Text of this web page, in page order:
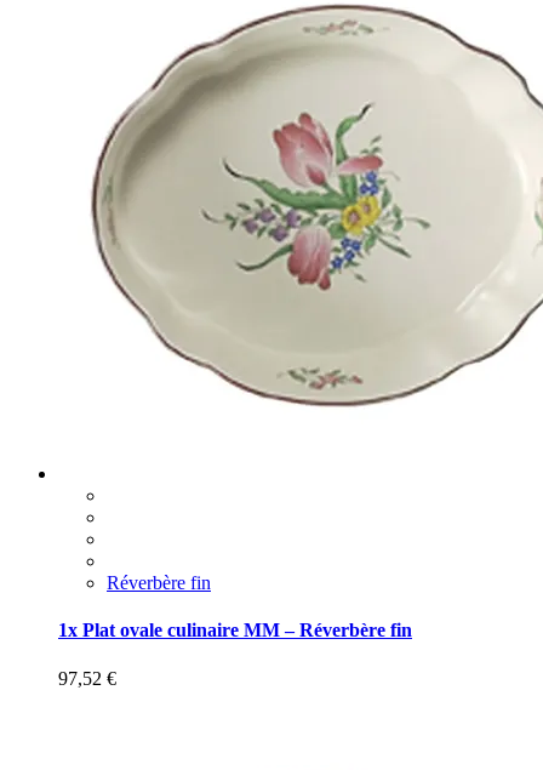
Réverbère fin
1x Plat ovale culinaire MM – Réverbère fin
97,52 €